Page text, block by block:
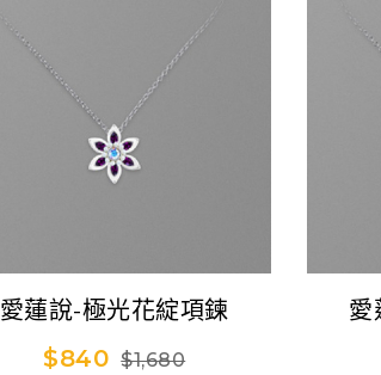
愛蓮說-極光花綻項鍊
$840 $1,680
愛